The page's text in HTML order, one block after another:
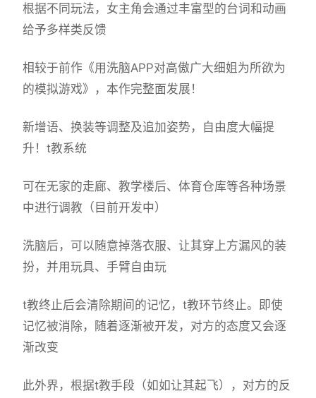
根据不同玩法，女主角会通过丰富型的台词和动画
给予多样类反馈
相较于前作《用洗脑APP对高傲广大细姐为所欲为
的模拟游戏》，本作完整面发展！
新增语、换装等调整及追加姿势，自由度大幅提
升！t教系统
可在无家的走廊、教学楼后、体育仓库等各种场景
中进行调教（目前开发中）
洗脑后，可以随意掉落衣服、让其穿上方漏风的装
扮，并用玩具、手臂自由玩
t教终止后会清除期间的记忆，t教环节终止。即使
记忆被消除，随着逐渐被开发，对方的态度又会逐
渐改变
此外界，根据t教手段（如如让其起飞），对方的反